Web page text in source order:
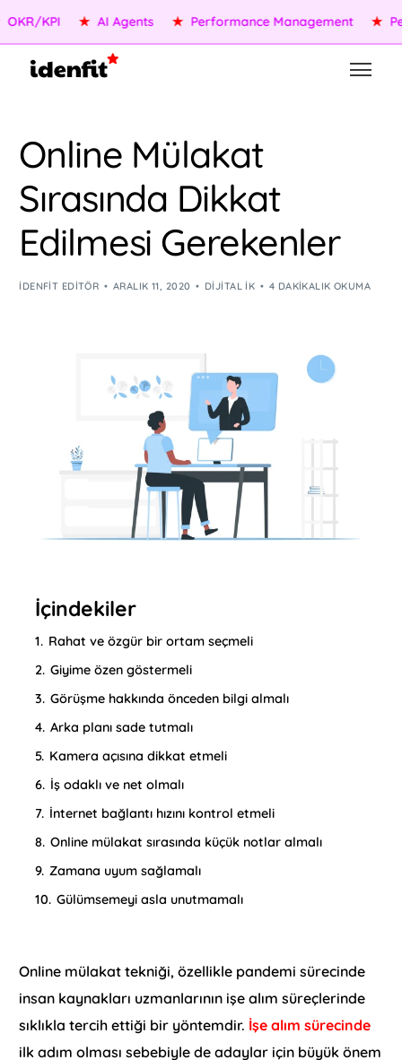
KPI ★ AI Agents ★ Performance Management ★
Online Mülakat
Sırasında Dikkat
Edilmesi Gerekenler
IDENFIT EDITÖR ARALIK 11, 2020 DIJITAL İK 4 DAKIKALIK OKUMA
İçindekiler
1. Rahat ve özgür bir ortam seçmeli
2. Giyime özen göstermeli
3. Görüşme hakkında önceden bilgi almalı
4. Arka planı sade tutmalı
5. Kamera açısına dikkat etmeli
6. İş odaklı ve net olmalı
7. İnternet bağlantı hızını kontrol etmeli
8. Online mülakat sırasında küçük notlar almalı
9. Zamana uyum sağlamalı
10. Gülümsemeyi asla unutmamalı
Online mülakat tekniği, özellikle pandemi sürecinde
insan kaynakları uzmanlarının işe alım süreçlerinde
sıklıkla tercih ettiği bir yöntemdir. İşe alım sürecinde
ilk adım olması sebebiyle de adaylar için büyük önem